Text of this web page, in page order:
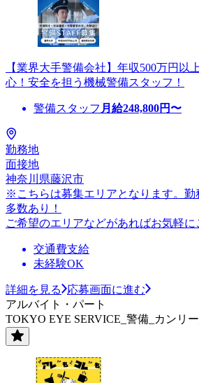
【業界大手警備会社】年収500万円以
心！安全を担う機械警備スタッフ！
警備スタッフ 月給248,800円〜
勤務地
面接地
神奈川県藤沢市
※こちらは募集エリアとなります。勤
多数あり！
ご希望のエリアなどがあればお気軽に
交通費支給
未経験OK
詳細を見る
応募画面に進む
アルバイト・パート
TOKYO EYE SERVICE_警備_カンリ